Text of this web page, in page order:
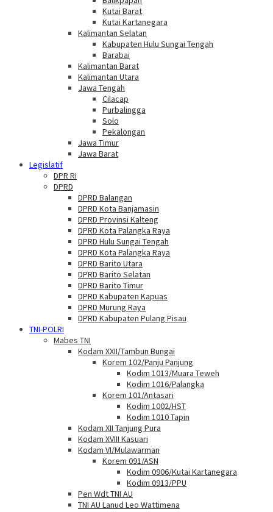
Kutai Barat
Kutai Kartanegara
Kalimantan Selatan
Kabupaten Hulu Sungai Tengah
Barabai
Kalimantan Barat
Kalimantan Utara
Jawa Tengah
Cilacap
Purbalingga
Solo
Pekalongan
Jawa Timur
Jawa Barat
Legislatif
DPR RI
DPRD
DPRD Balangan
DPRD Kota Banjamasin
DPRD Provinsi Kalteng
DPRD Kota Palangka Raya
DPRD Hulu Sungai Tengah
DPRD Kota Palangka Raya
DPRD Barito Utara
DPRD Barito Selatan
DPRD Barito Timur
DPRD Kabupaten Kapuas
DPRD Murung Raya
DPRD Kabupaten Pulang Pisau
TNI-POLRI
Mabes TNI
Kodam XXII/Tambun Bungai
Korem 102/Panju Panjung
Kodim 1013/Muara Teweh
Kodim 1016/Palangka
Korem 101/Antasari
Kodim 1002/HST
Kodim 1010 Tapin
Kodam XII Tanjung Pura
Kodam XVIII Kasuari
Kodam VI/Mulawarman
Korem 091/ASN
Kodim 0906/Kutai Kartanegara
Kodim 0913/PPU
Pen Wdt TNI AU
TNI AU Lanud Leo Wattimena